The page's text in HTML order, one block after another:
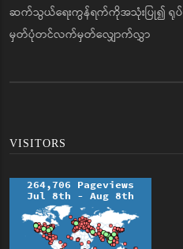
ဆက်သွယ်ရေးကွန်ရက်ကိုအသုံးပြု၍ ရုပ်ရှ
မှတ်ပုံတင်လက်မှတ်လျှောက်လွှာ
VISITORS